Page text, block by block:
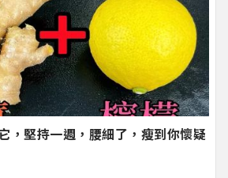
，堅持一週，腰細了，瘦到你懷疑